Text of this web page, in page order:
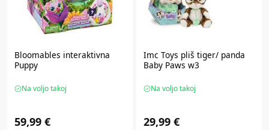
Bloomables interaktivna
Puppy
Na voljo takoj
59,99 €
Imc Toys pliš tiger/ panda
Baby Paws w3
Na voljo takoj
29,99 €